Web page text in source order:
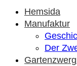
Hemsida
Manufaktur
Der